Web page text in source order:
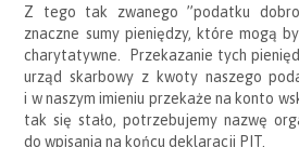
Z tego tak zwanego ”podatku
znaczne sumy pieniędzy, które mogą
charytatywne. Przekazanie tych
urząd skarbowy z kwoty naszego
i w naszym imieniu przekaże na konto
tak się stało, potrzebujemy nazwę
do wpisania na końcu deklaracji PIT.